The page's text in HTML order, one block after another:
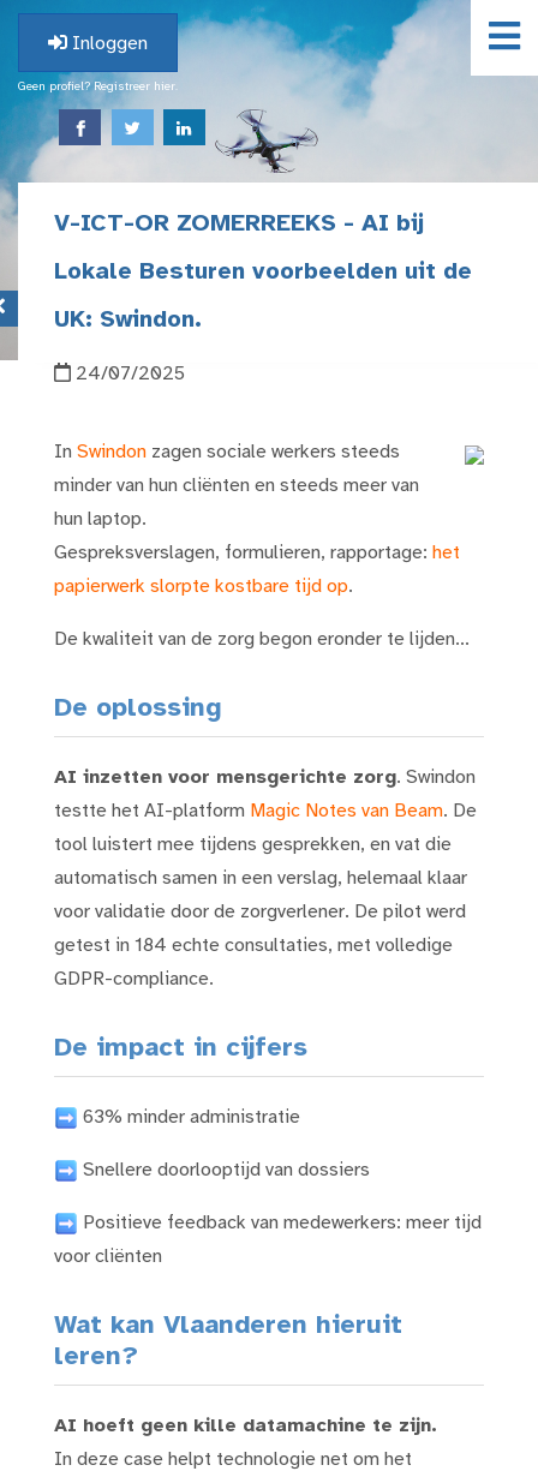
Inloggen
Geen profiel? Registreer hier.
V-ICT-OR ZOMERREEKS - AI bij
Lokale Besturen voorbeelden uit de
UK: Swindon.
24/07/2025
In Swindon zagen sociale werkers steeds
minder van hun cliënten en steeds meer van
hun laptop.
Gespreksverslagen, formulieren, rapportage: het
papierwerk slorpte kostbare tijd op.
De kwaliteit van de zorg begon eronder te lijden...
De oplossing
AI inzetten voor mensgerichte zorg. Swindon
testte het AI-platform Magic Notes van Beam. De
tool luistert mee tijdens gesprekken, en vat die
automatisch samen in een verslag, helemaal klaar
voor validatie door de zorgverlener. De pilot werd
getest in 184 echte consultaties, met volledige
GDPR-compliance.
De impact in cijfers
63% minder administratie
Snellere doorlooptijd van dossiers
Positieve feedback van medewerkers: meer tijd
voor cliënten
Wat kan Vlaanderen hieruit
leren?
AI hoeft geen kille datamachine te zijn.
In deze case helpt technologie net om het